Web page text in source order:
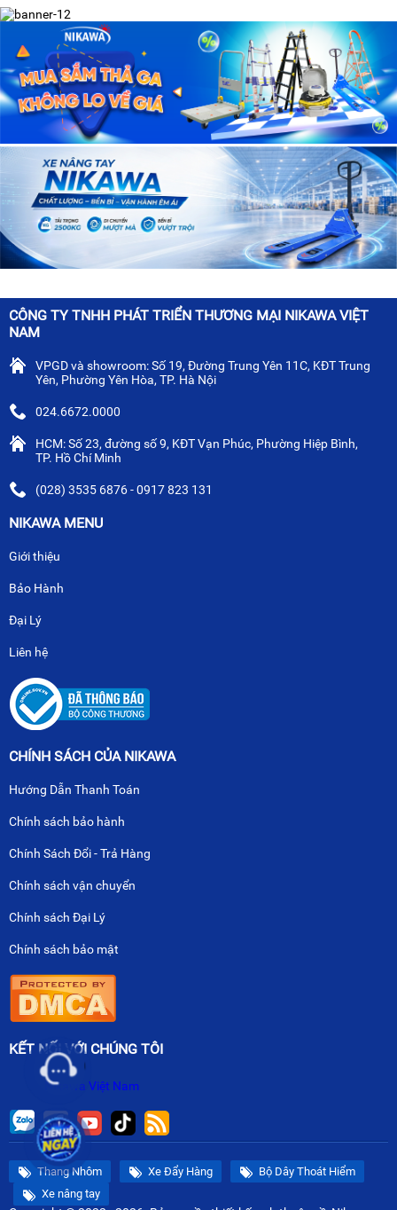
CÔNG TY TNHH PHÁT TRIỂN THƯƠNG MẠI NIKAWA VIỆT
NAM
VPGD và showroom: Số 19, Đường Trung Yên 11C, KĐT Trung
Yên, Phường Yên Hòa, TP. Hà Nội
024.6672.0000
HCM: Số 23, đường số 9, KĐT Vạn Phúc, Phường Hiệp Bình,
TP. Hồ Chí Minh
(028) 3535 6876 - 0917 823 131
NIKAWA MENU
Giới thiệu
Bảo Hành
Đại Lý
Liên hệ
CHÍNH SÁCH CỦA NIKAWA
Hướng Dẫn Thanh Toán
Chính sách bảo hành
Chính Sách Đổi - Trả Hàng
Chính sách vận chuyển
Chính sách Đại Lý
Chính sách bảo mật
KẾT NỐI VỚI CHÚNG TÔI
Nikawa Việt Nam
Thang Nhôm Xe Đẩy Hàng
Bộ Dây Thoát Hiểm
Xe nâng tay